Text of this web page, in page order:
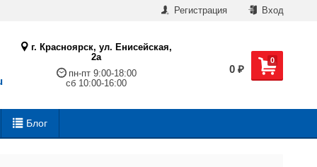
Регистрация Вход
г. Красноярск, ул. Енисейская,
2а
пн-пт 9:00-18:00
сб 10:00-16:00
0
0 ₽
Блог